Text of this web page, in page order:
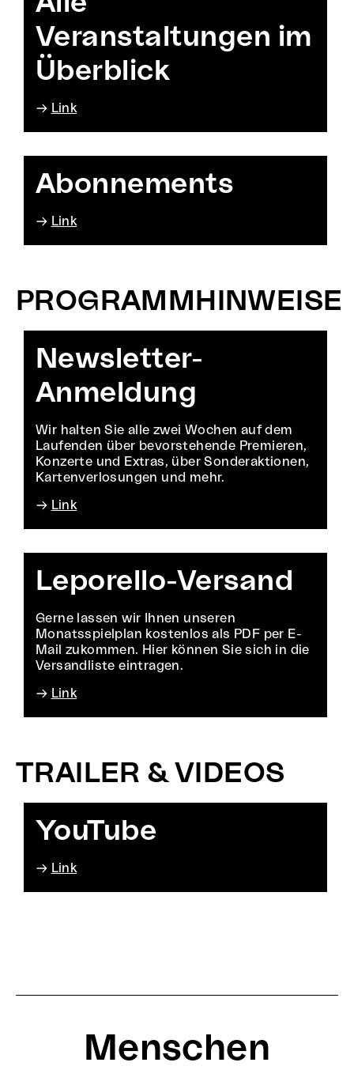
Veranstaltungen im
Überblick
Link
Abonnements
Link
PROGRAMMHINWEISE
Newsletter-
Anmeldung
Wir halten Sie alle zwei Wochen auf dem
Laufenden über bevorstehende Premieren,
Konzerte und Extras, über Sonderaktionen,
Kartenverlosungen und mehr.
Link
Leporello-Versand
Gerne lassen wir Ihnen unseren
Monatsspielplan kostenlos als PDF per E-
Mail zukommen. Hier können Sie sich in die
Versandliste eintragen.
Link
TRAILER & VIDEOS
YouTube
Link
Menschen